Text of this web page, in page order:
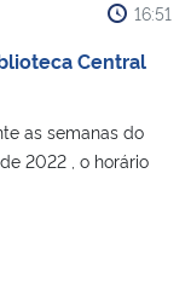
16:51
Central
as semanas do
2022 , o horário